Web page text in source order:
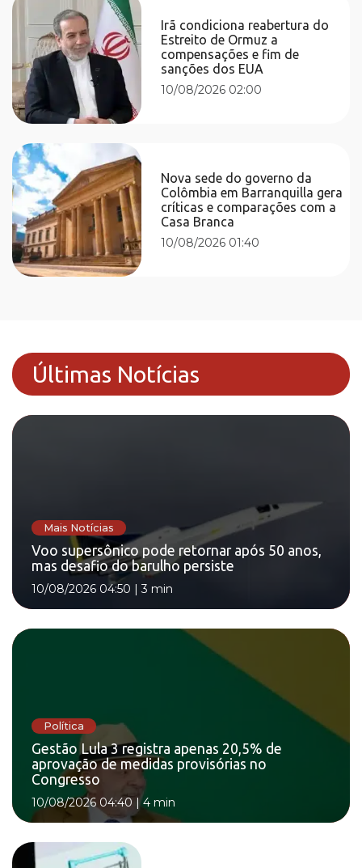
Irã condiciona reabertura do
Estreito de Ormuz a
compensações e fim de
sanções dos EUA
10/08/2026 02:00
Nova sede do governo da
Colômbia em Barranquilla gera
críticas e comparações com a
Casa Branca
10/08/2026 01:40
Últimas Notícias
Mais Notícias
Voo supersônico pode retornar após 50 anos,
mas desafio do barulho persiste
10/08/2026 04:50 |3 min
Política
Gestão Lula 3 registra apenas 20,5% de
aprovação de medidas provisórias no
Congresso
10/08/2026 04:40 |4 min